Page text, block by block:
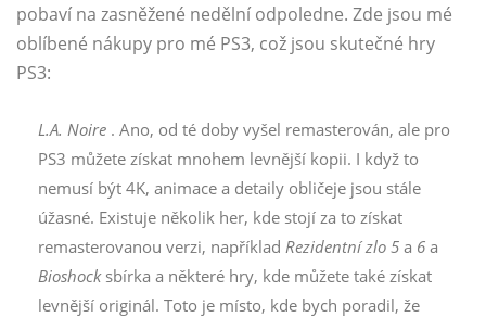
pobaví na zasněžené nedělní odpoledne. Zde jsou mé
oblíbené nákupy pro mé PS3, což jsou skutečné hry
PS3:
L.A. Noire . Ano, od té doby vyšel remasterován, ale pro
PS3 můžete získat mnohem levnější kopii. I když to
nemusí být 4K, animace a detaily obličeje jsou stále
úžasné. Existuje několik her, kde stojí za to získat
remasterovanou verzi, například Rezidentní zlo 5 a 6 a
Bioshocksbírka a některé hry, kde můžete také získat
levnější originál. Toto je místo, kde bych poradil, že